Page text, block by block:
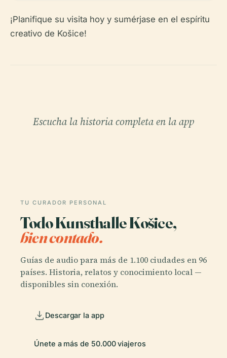
¡Planifique su visita hoy y sumérjase en el espíritu
creativo de Košice!
Escucha la historia completa en la app
TU CURADOR PERSONAL
Todo Kunsthalle Košice,
bien contado.
Guías de audio para más de 1.100 ciudades en 96
países. Historia, relatos y conocimiento local —
disponibles sin conexión.
Descargar la app
Únete a más de 50.000 viajeros